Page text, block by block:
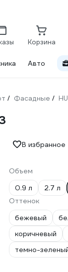
Корзина
Авто
/ Фасадные /
В избранное
Объем
0.9 л
2.7 л
Оттенок
бежевый
коричневый
темно-